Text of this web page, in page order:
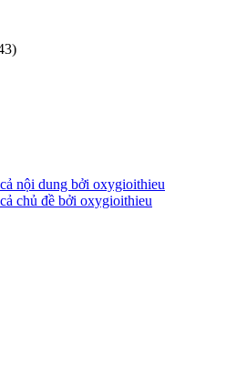
nội dung bởi oxygioithieu
chủ đề bởi oxygioithieu